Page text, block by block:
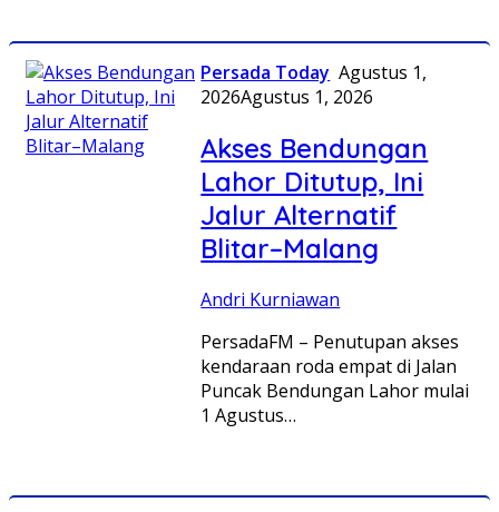
Persada Today Agustus 1,
2026Agustus 1, 2026
Akses Bendungan
Lahor Ditutup, Ini
Jalur Alternatif
Blitar–Malang
Andri Kurniawan
PersadaFM – Penutupan akses
kendaraan roda empat di Jalan
Puncak Bendungan Lahor mulai
1 Agustus…